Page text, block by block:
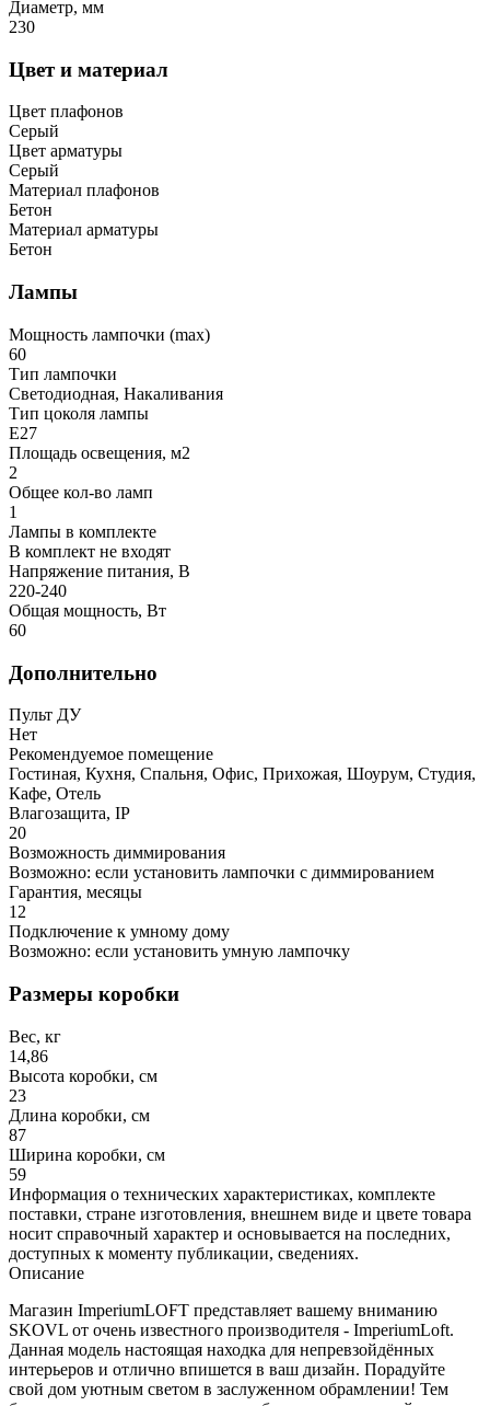
Диаметр, мм
230
Цвет и материал
Цвет плафонов
Серый
Цвет арматуры
Серый
Материал плафонов
Бетон
Материал арматуры
Бетон
Лампы
Мощность лампочки (max)
60
Тип лампочки
Светодиодная, Накаливания
Тип цоколя лампы
E27
Площадь освещения, м2
2
Общее кол-во ламп
1
Лампы в комплекте
В комплект не входят
Напряжение питания, В
220-240
Общая мощность, Вт
60
Дополнительно
Пульт ДУ
Нет
Рекомендуемое помещение
Гостиная, Кухня, Спальня, Офис, Прихожая, Шоурум, Студия,
Кафе, Отель
Влагозащита, IP
20
Возможность диммирования
Возможно: если установить лампочки с диммированием
Гарантия, месяцы
12
Подключение к умному дому
Возможно: если установить умную лампочку
Размеры коробки
Вес, кг
14,86
Высота коробки, см
23
Длина коробки, см
87
Ширина коробки, см
59
Информация о технических характеристиках, комплекте
поставки, стране изготовления, внешнем виде и цвете товара
носит справочный характер и основывается на последних,
доступных к моменту публикации, сведениях.
Описание
Магазин ImperiumLOFT представляет вашему вниманию
SKOVL от очень известного производителя - ImperiumLoft.
Данная модель настоящая находка для непревзойдённых
интерьеров и отлично впишется в ваш дизайн. Порадуйте
свой дом уютным светом в заслуженном обрамлении! Тем